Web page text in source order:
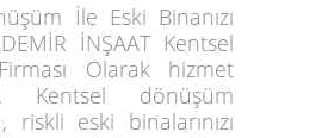
İle Eski Binanızı
İNŞAAT Kentsel
Olarak hizmet
Kentsel dönüşüm
riskli eski binalarınızı